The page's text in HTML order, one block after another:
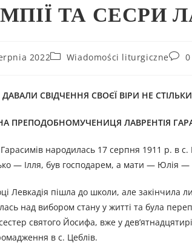
ТА СЕСРИ
2022 Wiadomości liturgiczne
ДАВАЛИ СВІДЧЕННЯ СВОЄЇ ВІРИ НЕ
ПРЕПОДОБНОМУЧЕНИЦЯ ЛАВРЕНТІЯ
народилась 17 серпня 1911 р. в с.
— Ілля, був господарем, а мати — Юлія —
Левкадія пішла до школи, але закінчила
над вибором стану у житті та була
святого Йосифа, вже у
в с. Цеблів.